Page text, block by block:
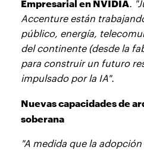
.
Accenture están
público, energía,
del continente (desde la
para construir un futuro
impulsado por la IA".
Nuevas capacidades de
soberana
"A medida que la